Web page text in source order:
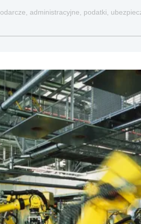
administracyjne, podatki,